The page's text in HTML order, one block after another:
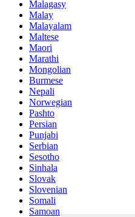
Malagasy
Malay
Malayalam
Maltese
Maori
Marathi
Mongolian
Burmese
Nepali
Norwegian
Pashto
Persian
Punjabi
Serbian
Sesotho
Sinhala
Slovak
Slovenian
Somali
Samoan